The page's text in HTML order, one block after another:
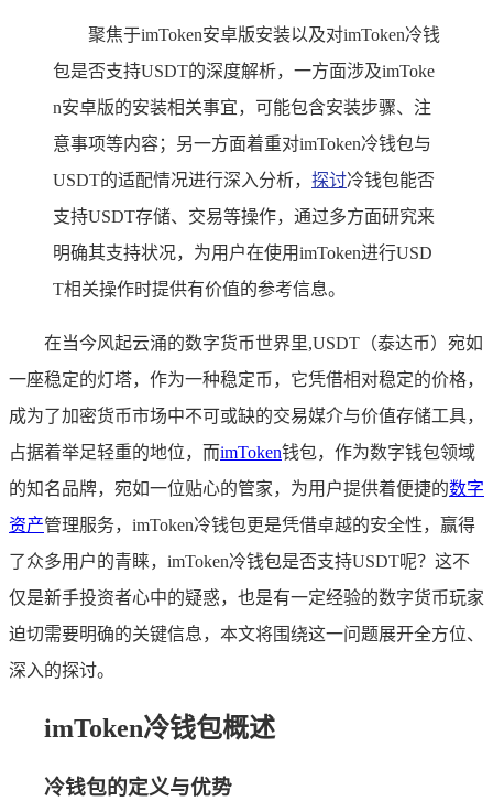
聚焦于imToken安卓版安装以及对imToken冷钱
包是否支持USDT的深度解析，一方面涉及imToke
n安卓版的安装相关事宜，可能包含安装步骤、注
意事项等内容；另一方面着重对imToken冷钱包与
USDT的适配情况进行深入分析， 探讨冷钱包能否
支持USDT存储、交易等操作，通过多方面研究来
明确其支持状况，为用户在使用imToken进行USD
T相关操作时提供有价值的参考信息。
在当今风起云涌的数字货币世界里,USDT（泰达币）宛如
一座稳定的灯塔，作为一种稳定币，它凭借相对稳定的价格，
成为了加密货币市场中不可或缺的交易媒介与价值存储工具，
占据着举足轻重的地位，而imToken钱包，作为数字钱包领域
的知名品牌，宛如一位贴心的管家，为用户提供着便捷的数字
资产管理服务，imToken冷钱包更是凭借卓越的安全性，赢得
了众多用户的青睐，imToken冷钱包是否支持USDT呢？这不
仅是新手投资者心中的疑惑，也是有一定经验的数字货币玩家
迫切需要明确的关键信息，本文将围绕这一问题展开全方位、
深入的探讨。
imToken冷钱包概述
冷钱包的定义与优势